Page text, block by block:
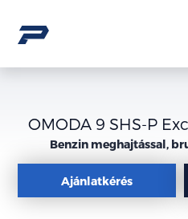
OMODA 9 SHS-P
Benzin meghajtással,
Ajánlatkérés